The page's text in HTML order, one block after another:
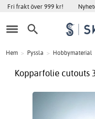
Fri frakt över 999 kr!
Hem > Pyssla > Hobbymaterial
Kopparfolie cutouts